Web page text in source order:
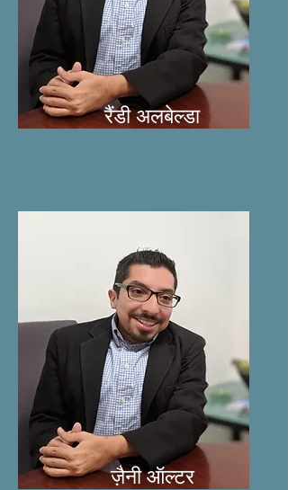
रैंडी अलबेल्डा
ज़ैनी ऑल्टर